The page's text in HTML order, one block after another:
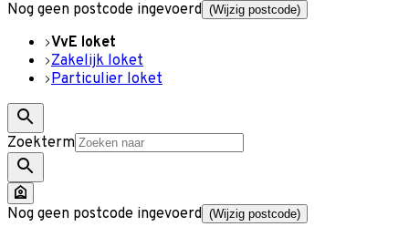
Nog geen postcode ingevoerd (Wijzig postcode)
VvE loket
Zakelijk loket
Particulier loket
Zoekterm
Nog geen postcode ingevoerd (Wijzig postcode)